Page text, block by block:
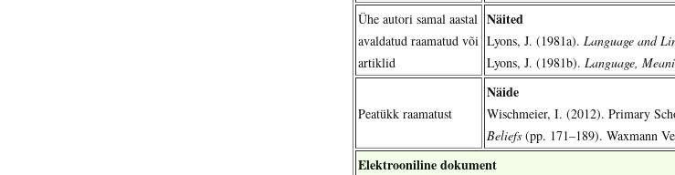
Ühe autori samal aastal
avaldatud raamatud või
artiklid
Näited
Lyons, J. (1981a). Language and
Lyons, J. (1981b). Language,
Peatükk raamatust
Näide
Wischmeier, I. (2012). Primary
Beliefs (pp. 171–189). Waxmann
Elektrooniline dokument